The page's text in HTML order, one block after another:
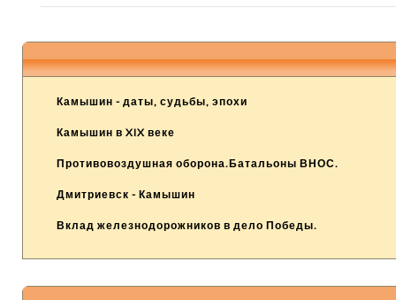
Камышин - даты, судьбы, эпохи
Камышин в XIX веке
Противовоздушная оборона.Батальоны ВНОС.
Дмитриевск - Камышин
Вклад железнодорожников в дело Победы.